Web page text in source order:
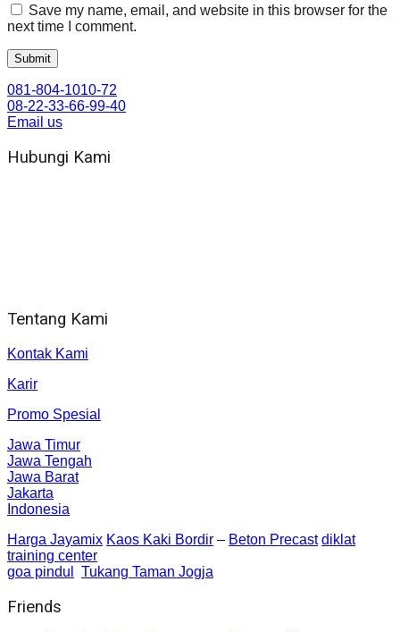
Save my name, email, and website in this browser for the
next time I comment.
081-804-1010-72
08-22-33-66-99-40
Email us
Hubungi Kami
Tentang Kami
Kontak Kami
Karir
Promo Spesial
Jawa Timur
Jawa Tengah
Jawa Barat
Jakarta
Indonesia
Harga Jayamix Kaos Kaki Bordir – Beton Precast diklat
training center
goa pindul
Tukang Taman Jogja
Friends